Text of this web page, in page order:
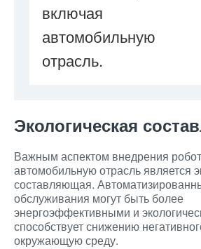
включая
автомобильную
отрасль.
Экологическая
Важным аспектом внедрения
автомобильную отрасль является
составляющая.
обслуживания могут быть более
энергоэффективными и
способствует снижению
окружающую среду.